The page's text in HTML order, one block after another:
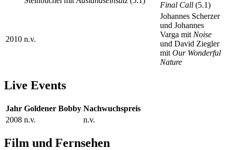
Final Call (5.1)
2010 n.v.
Johannes Scherzer
und Johannes
Varga mit Noise
und David Ziegler
mit Our Wonderful
Nature
Live Events
Jahr Goldener Bobby Nachwuchspreis
2008 n.v. n.v.
Film und Fernsehen